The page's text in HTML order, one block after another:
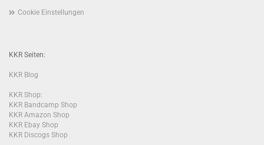
Cookie Einstellungen
KKR Seiten:
KKR Blog
KKR Shop:
KKR Bandcamp Shop
KKR Amazon Shop
KKR Ebay Shop
KKR Discogs Shop